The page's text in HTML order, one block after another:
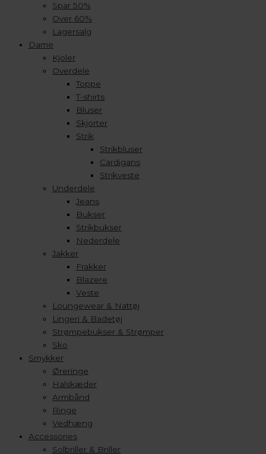
Spar 50%
Over 60%
Lagersalg
Dame
Kjoler
Overdele
Toppe
T-shirts
Bluser
Skjorter
Strik
Strikbluser
Cardigans
Strikveste
Underdele
Jeans
Bukser
Strikbukser
Nederdele
Jakker
Frakker
Blazere
Veste
Loungewear & Nattøj
Lingeri & Badetøj
Strømpebukser & Strømper
Sko
Smykker
Øreringe
Halskæder
Armbånd
Ringe
Vedhæng
Accessories
Solbriller & Briller